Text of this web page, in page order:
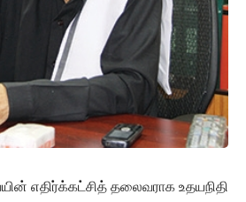
எதிர்க்கட்சித் தலைவராக உதயநிதி